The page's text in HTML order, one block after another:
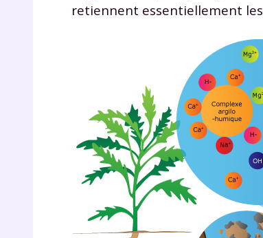
retiennent essentiellement les